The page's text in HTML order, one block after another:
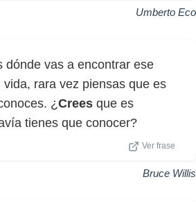
Umberto Eco
dónde vas a encontrar ese
rara vez piensas que es
¿Crees que es
tienes que conocer?
Ver frase
Bruce Willis